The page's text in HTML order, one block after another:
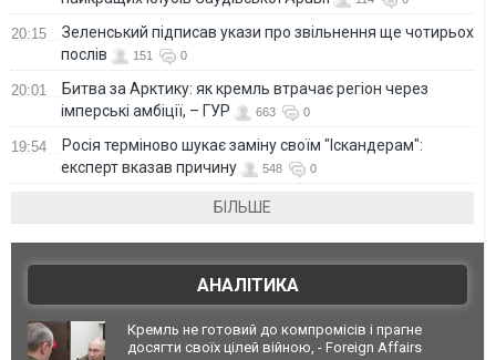
20:15
Зеленський підписав укази про звільнення ще чотирьох
послів
151 0
20:01
Битва за Арктику: як кремль втрачає регіон через
імперські амбіції, – ГУР
663 0
19:54
Росія терміново шукає заміну своїм "Іскандерам":
експерт вказав причину
548 0
БІЛЬШЕ
АНАЛІТИКА
Кремль не готовий до компромісів і прагне
досягти своїх цілей війною, - Foreign Affairs